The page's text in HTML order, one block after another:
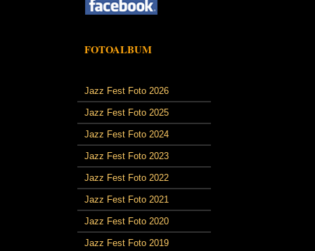
FOTOALBUM
Jazz Fest Foto 2026
Jazz Fest Foto 2025
Jazz Fest Foto 2024
Jazz Fest Foto 2023
Jazz Fest Foto 2022
Jazz Fest Foto 2021
Jazz Fest Foto 2020
Jazz Fest Foto 2019